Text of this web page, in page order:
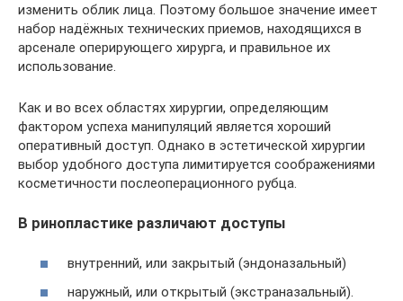
изменить облик лица. Поэтому большое значение имеет
набор надёжных технических приемов, находящихся в
арсенале оперирующего хирурга, и правильное их
использование.
Как и во всех областях хирургии, определяющим
фактором успеха манипуляций является хороший
оперативный доступ. Однако в эстетической хирургии
выбор удобного доступа лимитируется соображениями
косметичности послеоперационного рубца.
В ринопластике различают доступы
внутренний, или закрытый (эндоназальный)
наружный, или открытый (экстраназальный).